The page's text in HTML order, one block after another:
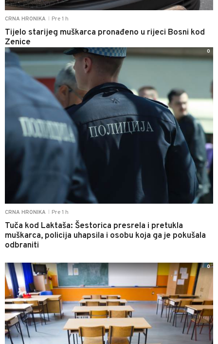
CRNA HRONIKA Pre 1 h
Tijelo starijeg muškarca pronađeno u rijeci Bosni kod
Zenice
CRNA HRONIKA Pre 1 h
Tuča kod Laktaša: Šestorica presrela i pretukla
muškarca, policija uhapsila i osobu koja ga je pokušala
odbraniti
0
0